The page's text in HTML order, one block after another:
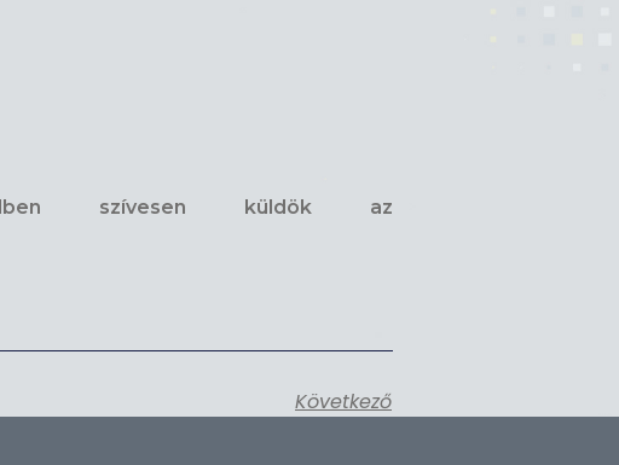
szívesen küldök az
Következő